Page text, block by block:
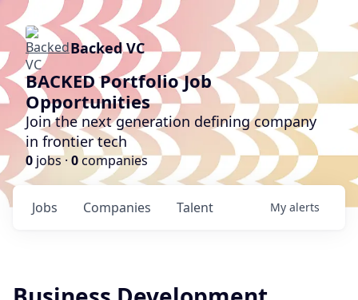
Backed VC
BACKED Portfolio Job
Opportunities
Join the next generation defining company
in frontier tech
0 jobs · 0companies
Jobs Companies Talent My alerts